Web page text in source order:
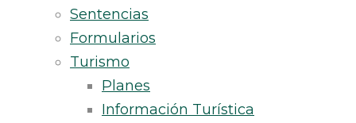
Sentencias
Formularios
Turismo
Planes
Información Turística